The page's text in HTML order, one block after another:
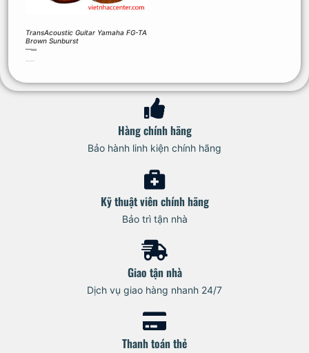
TransAcoustic Guitar Yamaha FG-TA
Brown Sunburst
Hàng chính hãng
Bảo hành linh kiện chính hãng
Kỹ thuật viên chính hãng
Bảo trì tận nhà
Giao tận nhà
Dịch vụ giao hàng nhanh 24/7
Thanh toán thẻ